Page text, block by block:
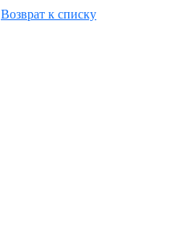
Возврат к списку